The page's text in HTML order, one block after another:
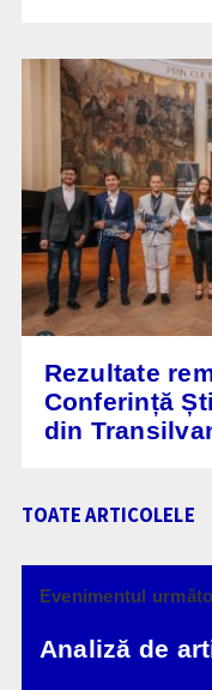
Rezultate
Conferință
din
TOATE ARTICOLELE
Evenimentul
Analiză de